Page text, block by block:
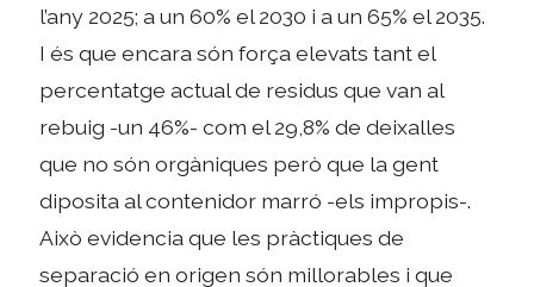
l’any 2025; a un 60% el 2030 i a un 65% el 2035.
I és que encara són força elevats tant el
percentatge actual de residus que van al
rebuig -un 46%- com el 29,8% de deixalles
que no són orgàniques però que la gent
diposita al contenidor marró -els impropis-.
Això evidencia que les pràctiques de
separació en origen són millorables i que